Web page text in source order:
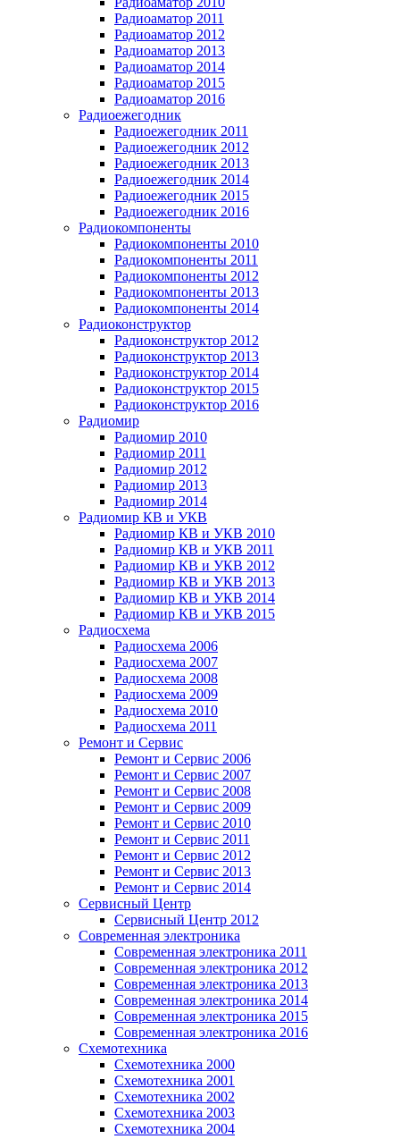
Радиоаматор 2011
Радиоаматор 2012
Радиоаматор 2013
Радиоаматор 2014
Радиоаматор 2015
Радиоаматор 2016
Радиоежегодник
Радиоежегодник 2011
Радиоежегодник 2012
Радиоежегодник 2013
Радиоежегодник 2014
Радиоежегодник 2015
Радиоежегодник 2016
Радиокомпоненты
Радиокомпоненты 2010
Радиокомпоненты 2011
Радиокомпоненты 2012
Радиокомпоненты 2013
Радиокомпоненты 2014
Радиоконструктор
Радиоконструктор 2012
Радиоконструктор 2013
Радиоконструктор 2014
Радиоконструктор 2015
Радиоконструктор 2016
Радиомир
Радиомир 2010
Радиомир 2011
Радиомир 2012
Радиомир 2013
Радиомир 2014
Радиомир КВ и УКВ
Радиомир КВ и УКВ 2010
Радиомир КВ и УКВ 2011
Радиомир КВ и УКВ 2012
Радиомир КВ и УКВ 2013
Радиомир КВ и УКВ 2014
Радиомир КВ и УКВ 2015
Радиосхема
Радиосхема 2006
Радиосхема 2007
Радиосхема 2008
Радиосхема 2009
Радиосхема 2010
Радиосхема 2011
Ремонт и Сервис
Ремонт и Сервис 2006
Ремонт и Сервис 2007
Ремонт и Сервис 2008
Ремонт и Сервис 2009
Ремонт и Сервис 2010
Ремонт и Сервис 2011
Ремонт и Сервис 2012
Ремонт и Сервис 2013
Ремонт и Сервис 2014
Сервисный Центр
Сервисный Центр 2012
Современная электроника
Современная электроника 2011
Современная электроника 2012
Современная электроника 2013
Современная электроника 2014
Современная электроника 2015
Современная электроника 2016
Схемотехника
Схемотехника 2000
Схемотехника 2001
Схемотехника 2002
Схемотехника 2003
Схемотехника 2004